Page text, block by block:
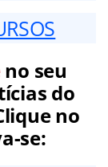
no seu
do
no
se: